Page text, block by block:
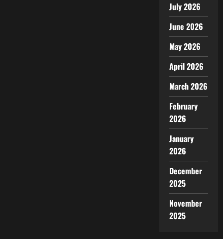
July 2026
June 2026
May 2026
April 2026
March 2026
February
2026
January
2026
December
2025
November
2025